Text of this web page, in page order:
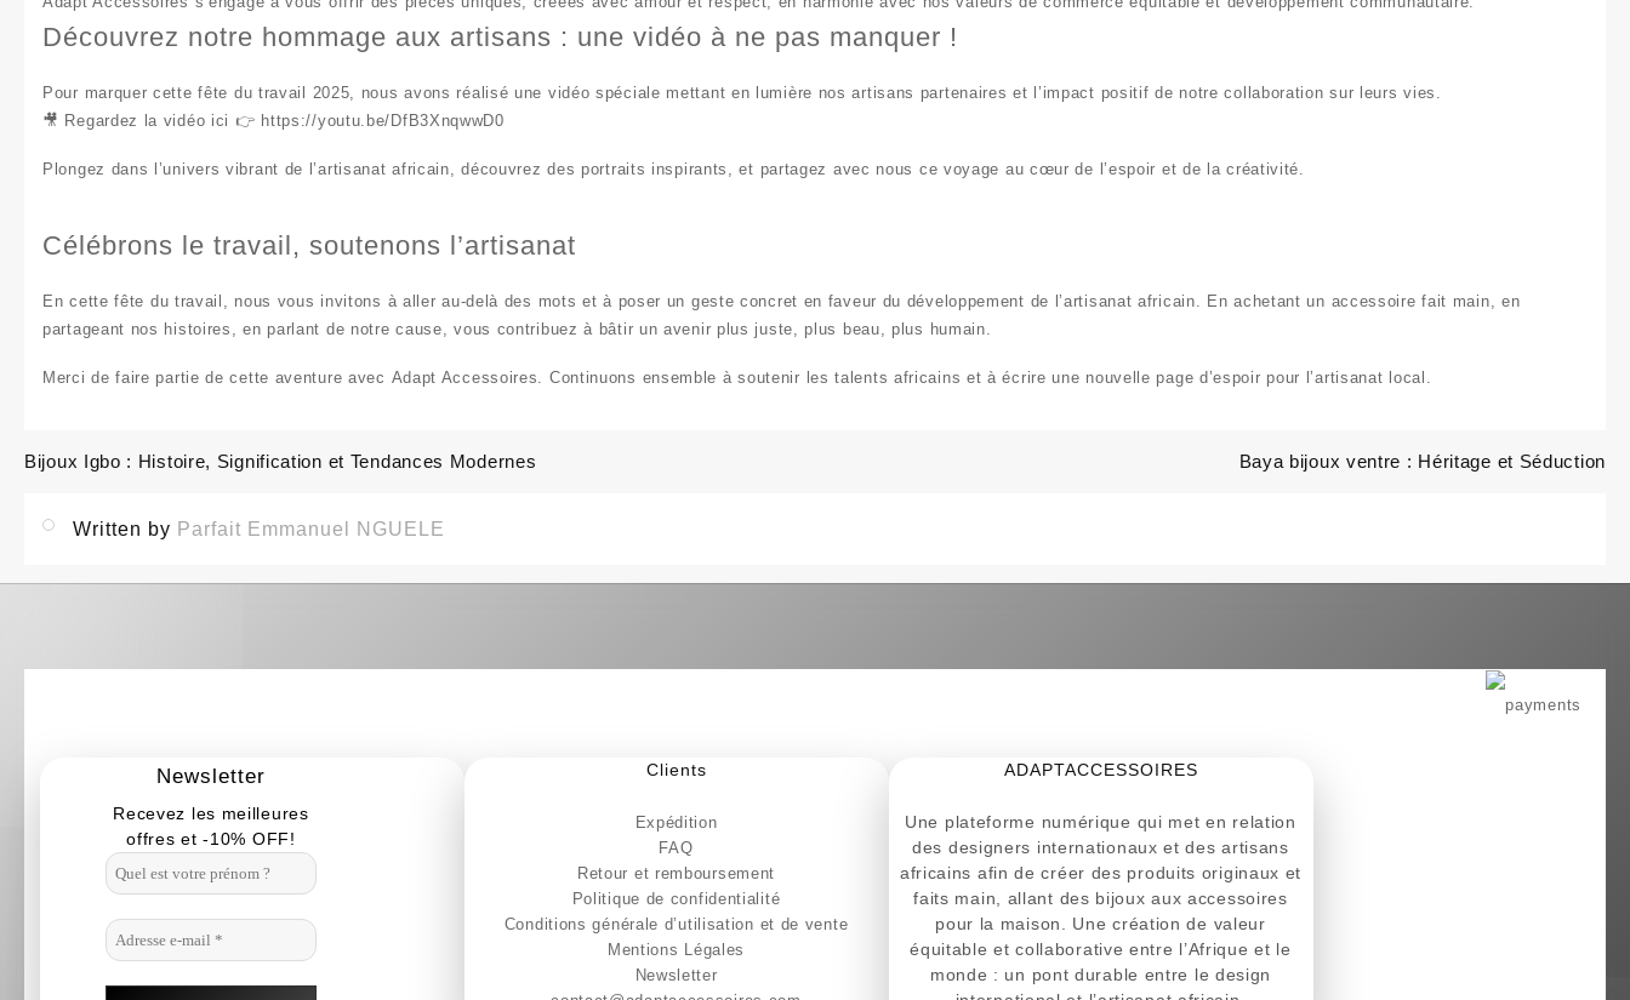
Découvrez notre hommage aux artisans : une vidéo à ne pas manquer !
Pour marquer cettefête du travail 2025 , nous avons réalisé une vidéo spéciale mettant en lumière nos artisans partenaires et l’impact positif de notre collaboration sur leurs vies.
🎥 Regardez la vidéo ici 👉 https://youtu.be/DfB3XnqwwD0
Plongez dans l’univers vibrant de l’artisanat africain , découvrez des portraits inspirants, et partagez avec nous ce voyage au cœur de l’espoir et de la créativité.
Célébrons le travail, soutenons l’artisanat
En cettefête du travail , nous vous invitons à aller au-delà des mots et à poser un geste concret en faveur du développement de l’artisanat africain . En achetant un accessoire fait main, en
partageant nos histoires, en parlant de notre cause, vous contribuez à bâtir un avenir plus juste, plus beau, plus humain
Merci de faire partie de cette aventure avec Adapt Accessoires Continuons ensemble à soutenir les talents africains et à écrire une nouvelle page d’espoir pour l’artisanat local.
Navigation
Bijoux Igbo : Histoire, Signification et Tendances Modernes Baya bijoux ventre : Héritage et Séduction
Written by Parfait Emmanuel NGUELE
Newsletter
Recevez les meilleures
offres et -10% OFF!
Clients
Expédition
FAQ
Retour et remboursement
Politique de confidentialité
Conditions générale d’utilisation et de vente
Mentions Légales
Newsletter
ADAPTACCESSOIRES
Une plateforme numérique qui met en relation
des designers internationaux et des artisans
africains afin de créer des produits originaux et
faits main, allant des bijoux aux accessoires
pour la maison. Une création de valeur
équitable et collaborative entre l’Afrique et le
monde : un pont durable entre le design